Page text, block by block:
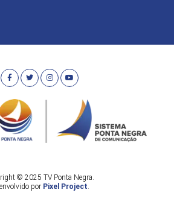
© 2025 TV Ponta Negra.
por Pixel Project